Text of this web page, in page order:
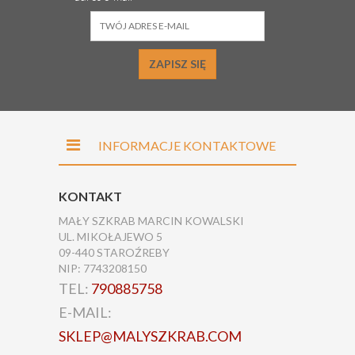
ZAPISZ SIĘ
INFORMACJE KONTAKTOWE
KONTAKT
MAŁY SZKRAB MARCIN KOWALSKI
UL. MIKOŁAJEWO 5
09-440 STAROŹREBY
NIP: 7743208150
TEL: 790885758
E-MAIL:
SKLEP@MALYSZKRAB.COM